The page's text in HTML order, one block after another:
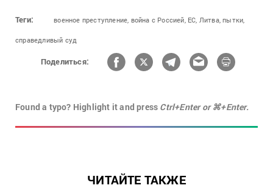
Теги: военное преступление, война с Россией, ЕС, Литва, пытки,
справедливый суд
Поделиться:
Found a typo? Highlight it and press Ctrl+Enter or ⌘+Enter.
ЧИТАЙТЕ ТАКЖЕ